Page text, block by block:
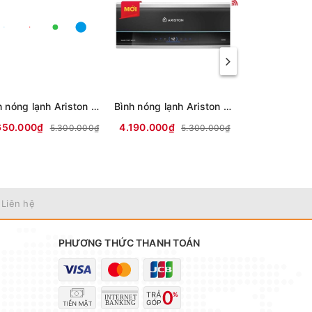
Bình nóng lạnh Ariston 15 lít SLIM3 15 RS (mới 2024)
5.300.000₫
Bình nóng lạnh Ariston 30 lít SLIM3 30 TOP WIFI
4.190.000₫
5.300.000₫
Liên hệ
PHƯƠNG THỨC THANH TOÁN